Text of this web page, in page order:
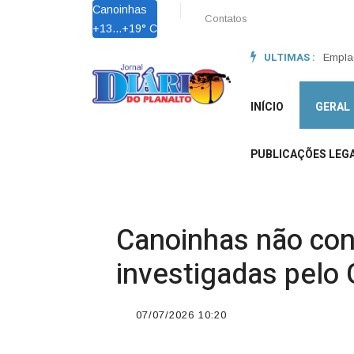
Canoinhas
+13...+19° C
Contatos
ULTIMAS : Lei
INÍCIO GERAL
PUBLICAÇÕES
Canoinhas não
investigadas pelo
07/07/2026 10:20